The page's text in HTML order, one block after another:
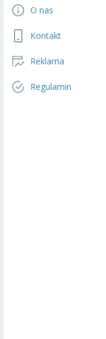
O nas
Kontakt
Reklama
Regulamin